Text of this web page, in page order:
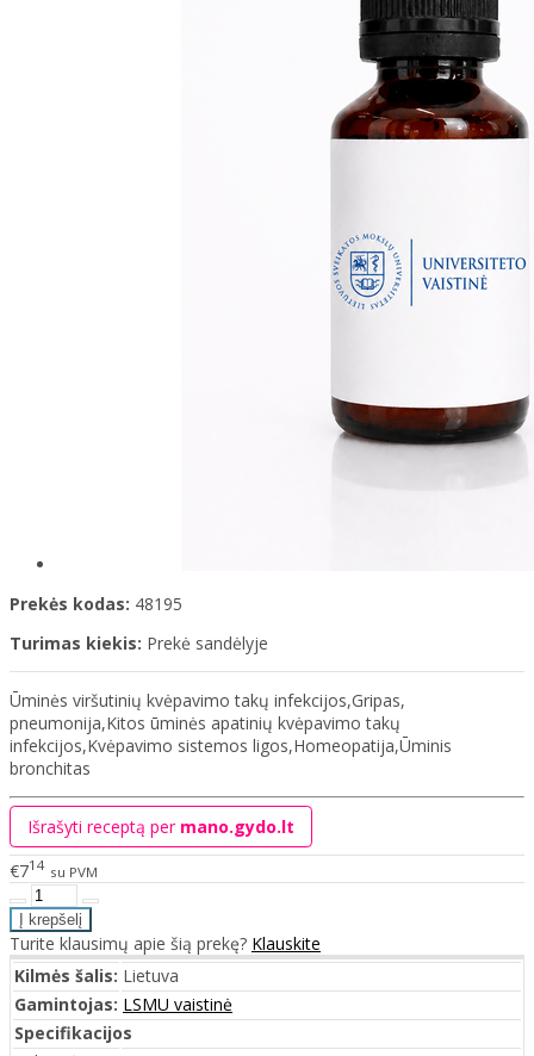
Prekės kodas: 48195
Turimas kiekis: Prekė sandėlyje
Ūminės viršutinių kvėpavimo takų infekcijos,Gripas,
pneumonija,Kitos ūminės apatinių kvėpavimo takų
infekcijos,Kvėpavimo sistemos ligos,Homeopatija,Ūminis
bronchitas
Išrašyti receptą per mano.gydo.lt
€714 su PVM
Turite klausimų apie šią prekę? Klauskite
Kilmės šalis: Lietuva
Gamintojas: LSMU vaistinė
Specifikacijos